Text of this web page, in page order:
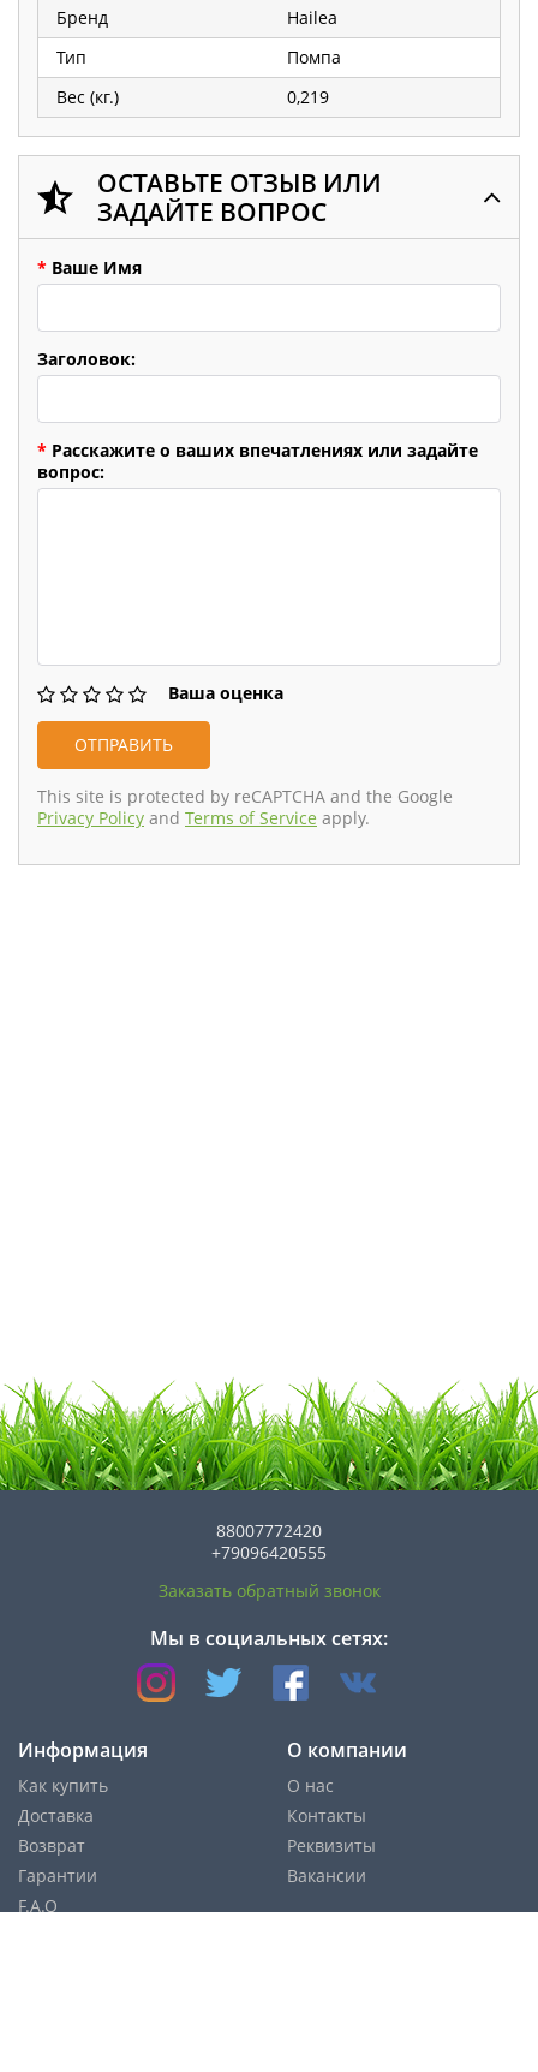
Бренд
Hailea
Тип
Помпа
Вес (кг.)
0,219
ОСТАВЬТЕ ОТЗЫВ ИЛИ
ЗАДАЙТЕ ВОПРОС
* Ваше Имя
Заголовок:
* Расскажите о ваших впечатлениях или задайте
вопрос:
Ваша оценка
This site is protected by reCAPTCHA and the Google
Privacy Policy and Terms of Service apply.
88007772420
+79096420555
Заказать обратный звонок
Мы в социальных сетях:
Информация
Как купить
Доставка
Возврат
Гарантии
F.A.Q
О компании
О нас
Контакты
Реквизиты
Вакансии